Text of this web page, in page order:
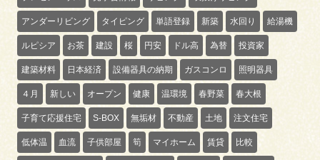
アンダーリビング タイピング 単語登録 新築 水回り 給湯機
ルピシア お茶 建設 桜 円安 ドル高 為替 投資家
建築材料 日本経済 設備器具の納期 ガスコンロ 照明器具
４月 新しい オープン 健康 温環境 春野菜 春大根
子育て応援住宅 S-BOX 無垢材 不動産 土地 注文住宅
低体温 血流 子供部屋 筍 マイホーム 賃貸 比較